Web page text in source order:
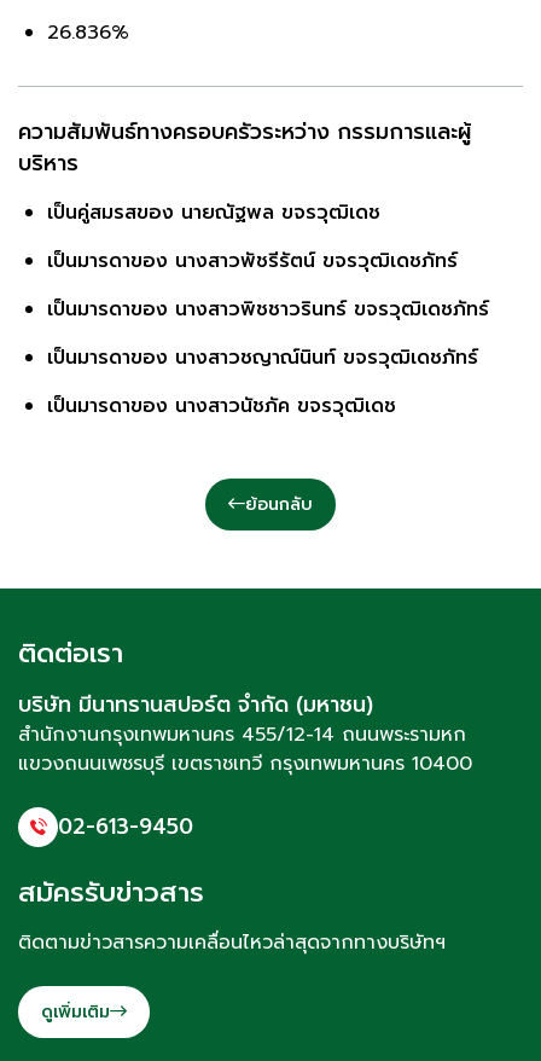
26.836%
ความสัมพันธ์ทางครอบครัวระหว่าง กรรมการและผู้
บริหาร
เป็นคู่สมรสของ นายณัฐพล ขจรวุฒิเดช
เป็นมารดาของ นางสาวพัชรีรัตน์ ขจรวุฒิเดชภัทร์
เป็นมารดาของ นางสาวพิชชาวรินทร์ ขจรวุฒิเดชภัทร์
เป็นมารดาของ นางสาวชญาณ์นินท์ ขจรวุฒิเดชภัทร์
เป็นมารดาของ นางสาวนัชภัค ขจรวุฒิเดช
ย้อนกลับ
ติดต่อเรา
บริษัท มีนาทรานสปอร์ต จำกัด (มหาชน)
สำนักงานกรุงเทพมหานคร 455/12-14 ถนนพระรามหก
แขวงถนนเพชรบุรี เขตราชเทวี กรุงเทพมหานคร 10400
02-613-9450
สมัครรับข่าวสาร
ติดตามข่าวสารความเคลื่อนไหวล่าสุดจากทางบริษัทฯ
ดูเพิ่มเติม